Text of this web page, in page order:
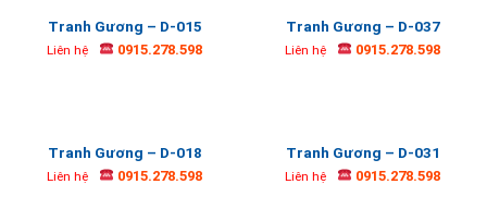
Tranh Gương – D-015
Liên hệ 0915.278.598
Tranh Gương – D-037
Liên hệ 0915.278.598
Tranh Gương – D-018
Liên hệ 0915.278.598
Tranh Gương – D-031
Liên hệ 0915.278.598